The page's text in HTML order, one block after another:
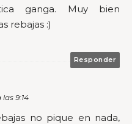
ganga. Muy bien
rebajas :)
Responder
las 9:14
no pique en nada,